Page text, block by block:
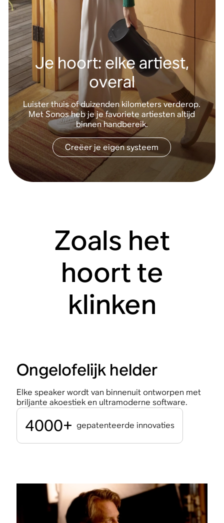
Je hoort: elke artiest,
overal
Luister thuis of duizenden kilometers verderop.
Met Sonos heb je je favoriete artiesten altijd
binnen handbereik.
Creëer je eigen systeem
Zoals het
hoort te
klinken
Ongelofelijk helder
Elke speaker wordt van binnenuit ontworpen met
briljante akoestiek en ultramoderne software.
4000+ gepatenteerde innovaties